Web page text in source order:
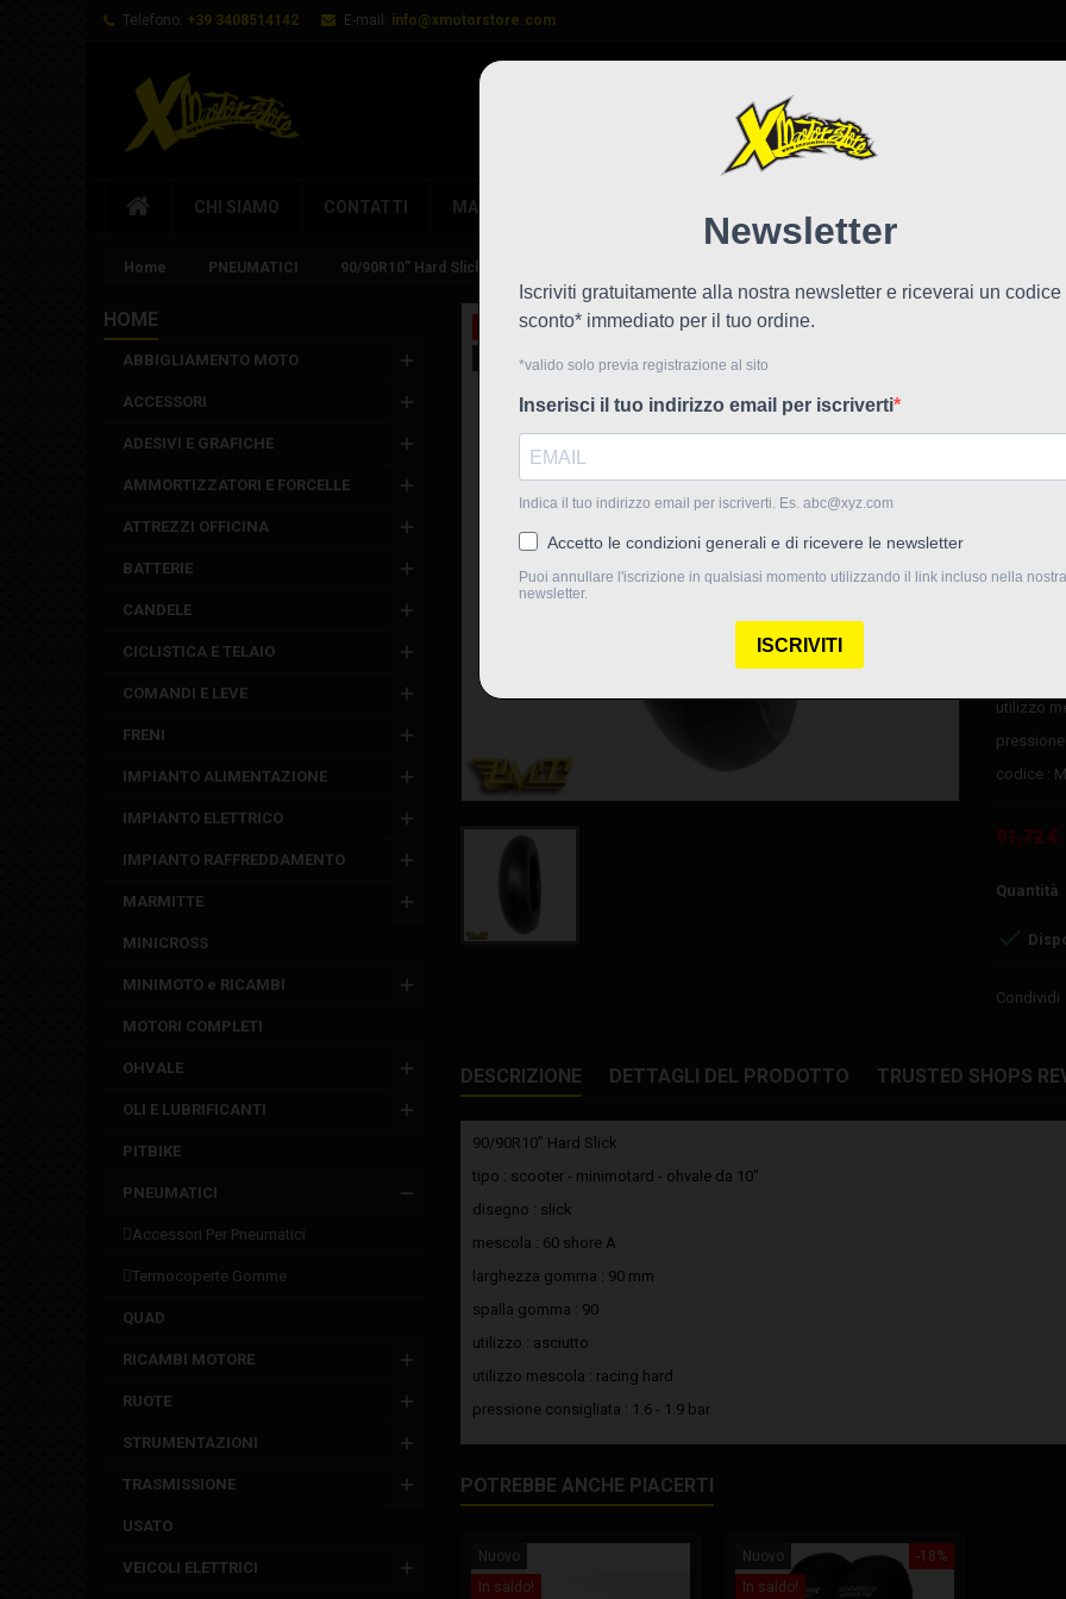
Telefono: +39 3408514142 E-mail: info@xmotorstore.com
CHI SIAMO CONTATTI MARCHI
Home PNEUMATICI 90/90R10” Hard Slick
HOME
ABBIGLIAMENTO MOTO
ACCESSORI
ADESIVI E GRAFICHE
AMMORTIZZATORI E FORCELLE
ATTREZZI OFFICINA
BATTERIE
CANDELE
CICLISTICA E TELAIO
COMANDI E LEVE
FRENI
IMPIANTO ALIMENTAZIONE
IMPIANTO ELETTRICO
IMPIANTO RAFFREDDAMENTO
MARMITTE
MINICROSS
MINIMOTO e RICAMBI
MOTORI COMPLETI
OHVALE
OLI E LUBRIFICANTI
PITBIKE
PNEUMATICI
accessori per pneumatici
termocoperte gomme
QUAD
RICAMBI MOTORE
RUOTE
STRUMENTAZIONI
TRASMISSIONE
USATO
VEICOLI ELETTRICI
In saldo!
Nuovo
90/
Pmt 90/
utilizzo
tipo :
mescola :
spalla
utilizzo
codice :
91,72 €
Quantità

Condividi
DESCRIZIONE DETTAGLI DEL PRODOTTO TRUSTED SHOPS
90/90R10” Hard Slick
tipo : scooter - minimotard - ohvale da 10"
disegno : slick
mescola : 60 shore A
larghezza gomma : 90 mm
spalla gomma : 90
utilizzo : asciutto
utilizzo mescola : racing hard
pressione consigliata : 1.6 - 1.9 bar
POTREBBE ANCHE PIACERTI
Nuovo
In saldo!
-18%
Nuovo
In saldo!